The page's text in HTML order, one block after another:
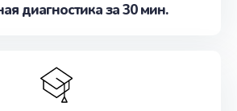
диагностика за 30 мин.